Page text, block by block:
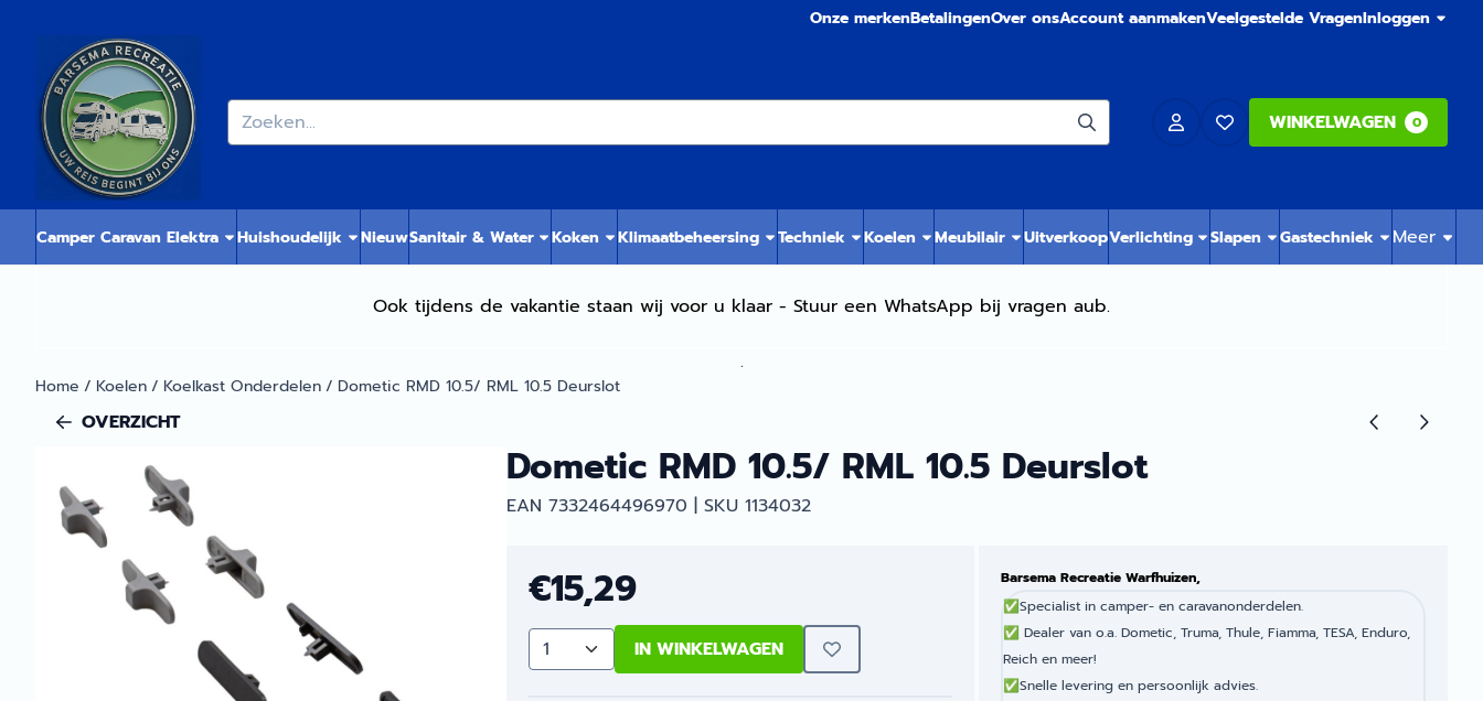
Onze merkenBetalingenOver onsAccount aanmakenVeelgestelde VragenInloggen
Zoeken WINKELWAGEN 0
Camper Caravan Elektra Huishoudelijk NieuwSanitair & Water Koken Klimaatbeheersing Techniek Koelen Meubilair UitverkoopVerlichting Slapen Gastechniek Meer
Ook tijdens de vakantie staan wij voor u klaar - Stuur een WhatsApp bij vragen aub.
.
Home / Koelen/ Koelkast Onderdelen/ Dometic RMD 10.5/ RML 10.5 Deurslot
OVERZICHT
Dometic RMD 10.5/ RML 10.5 Deurslot
EAN 7332464496970 | SKU 1134032
€15,29
Aantal IN WINKELWAGEN
Barsema Recreatie Warfhuizen,
✅Specialist in camper- en caravanonderdelen.
✅Dealer van o.a. Dometic, Truma, Thule, Fiamma, TESA, Enduro,
Reich en meer!
✅Snelle levering en persoonlijk advies.